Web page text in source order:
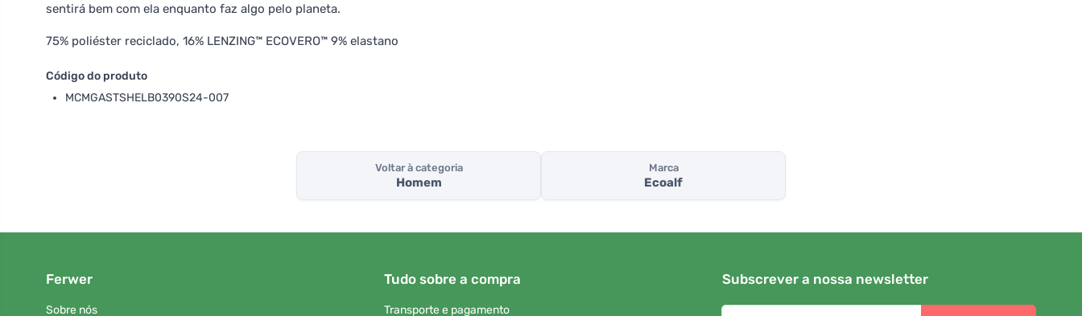
sentirá bem com ela enquanto faz algo pelo planeta.
75% poliéster reciclado, 16% LENZING™ ECOVERO™ 9% elastano
Código do produto
MCMGASTSHELB0390S24-007
Voltar à categoria
Homem
Marca
Ecoalf
Ferwer
Sobre nós
Tudo sobre a compra
Transporte e pagamento
Subscrever a nossa newsletter